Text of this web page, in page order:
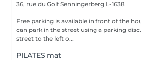
36, rue du GolfSenningerberg L-1638
Free parking is available in front of the
can park in the street using a parking
street to the left o...
PILATES mat